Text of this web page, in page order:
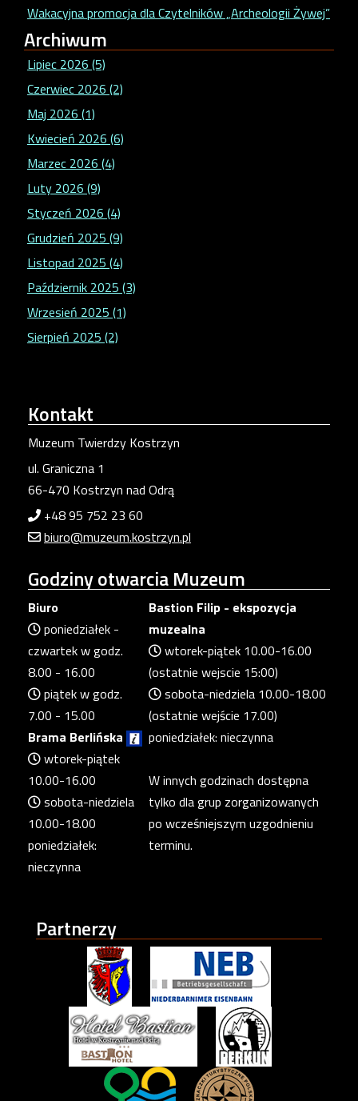
Wakacyjna promocja dla Czytelników „Archeologii Żywej”
Archiwum
Lipiec 2026 (5)
Czerwiec 2026 (2)
Maj 2026 (1)
Kwiecień 2026 (6)
Marzec 2026 (4)
Luty 2026 (9)
Styczeń 2026 (4)
Grudzień 2025 (9)
Listopad 2025 (4)
Październik 2025 (3)
Wrzesień 2025 (1)
Sierpień 2025 (2)
Kontakt
Muzeum Twierdzy Kostrzyn
ul. Graniczna 1
66-470 Kostrzyn nad Odrą
+48 95 752 23 60
biuro@muzeum.kostrzyn.pl
Godzinyotwarcia Muzeum
Biuro
poniedziałek -
czwartek w godz.
8.00 - 16.00
piątek w godz.
7.00 - 15.00
Brama Berlińska
wtorek-piątek
10.00-16.00
sobota-niedziela
10.00-18.00
poniedziałek:
nieczynna
Bastion Filip - ekspozycja
muzealna
wtorek-piątek 10.00-16.00
(ostatnie wejscie 15:00)
sobota-niedziela 10.00-18.00
(ostatnie wejście 17.00)
poniedziałek: nieczynna
W innych godzinach dostępna
tylko dla grup zorganizowanych
po wcześniejszym uzgodnieniu
terminu.
Partnerzy